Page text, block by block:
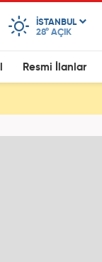
ISTANBUL
28° AÇIK
Resmi İlanlar